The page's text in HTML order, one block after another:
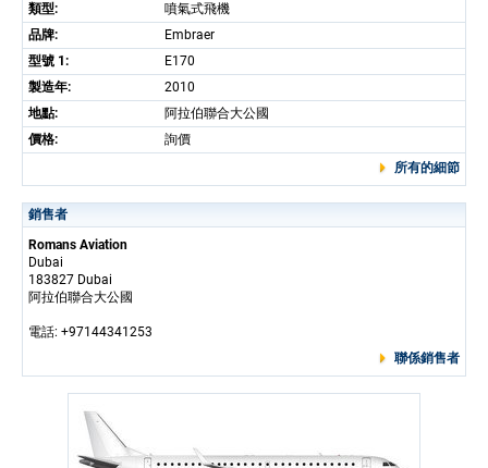
類型:
噴氣式飛機
品牌:
Embraer
型號 1:
E170
製造年:
2010
地點:
阿拉伯聯合大公國
價格:
詢價
所有的細節
銷售者
Romans Aviation
Dubai
183827 Dubai
阿拉伯聯合大公國
電話: +97144341253
聯係銷售者